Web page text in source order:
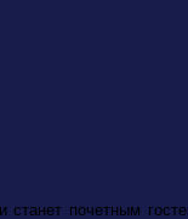
станет почетным